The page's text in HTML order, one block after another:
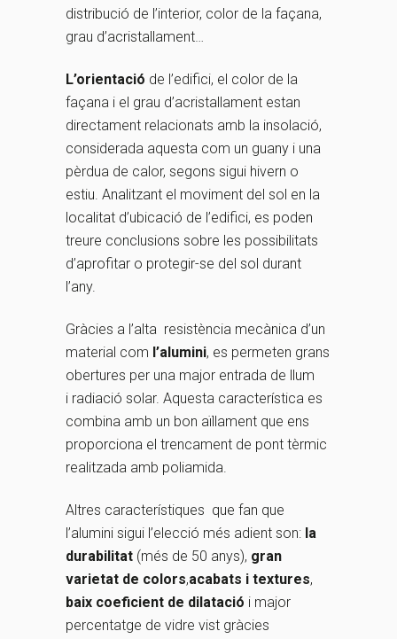
distribució de l’interior, color de la façana,
grau d’acristallament…
L’orientació de l’edifici, el color de la
façana i el grau d’acristallament estan
directament relacionats amb la insolació,
considerada aquesta com un guany i una
pèrdua de calor, segons sigui hivern o
estiu. Analitzant el moviment del sol en la
localitat d’ubicació de l’edifici, es poden
treure conclusions sobre les possibilitats
d’aprofitar o protegir-se del sol durant
l’any.
Gràcies a l’alta resistència mecànica d’un
material com l’alumini, es permeten grans
obertures per una major entrada de llum
i radiació solar. Aquesta característica es
combina amb un bon aïllament que ens
proporciona el trencament de pont tèrmic
realitzada amb poliamida.
Altres característiques que fan que
l’alumini sigui l’elecció més adient son: la
durabilitat (més de 50 anys), gran
varietat de colors,acabats i textures,
baix coeficient de dilatació i major
percentatge de vidre vist gràcies